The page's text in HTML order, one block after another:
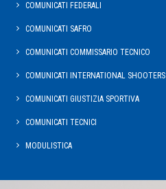
COMUNICATI FEDERALI
COMUNICATI SAFRO
COMUNICATI COMMISSARIO TECNICO
COMUNICATI INTERNATIONAL SHOOTERS
COMUNICATI GIUSTIZIA SPORTIVA
COMUNICATI TECNICI
MODULISTICA